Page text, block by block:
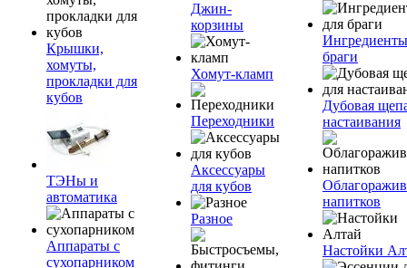
Крышки,
хомуты,
прокладки для
кубов
ТЭНы и
автоматика
Аппараты с
сухопарником
Джин-
корзины
Хомут-кламп
Переходники
Аксессуары
для кубов
Разное
браги
Дубовая
настаивания
напитков
Настойки